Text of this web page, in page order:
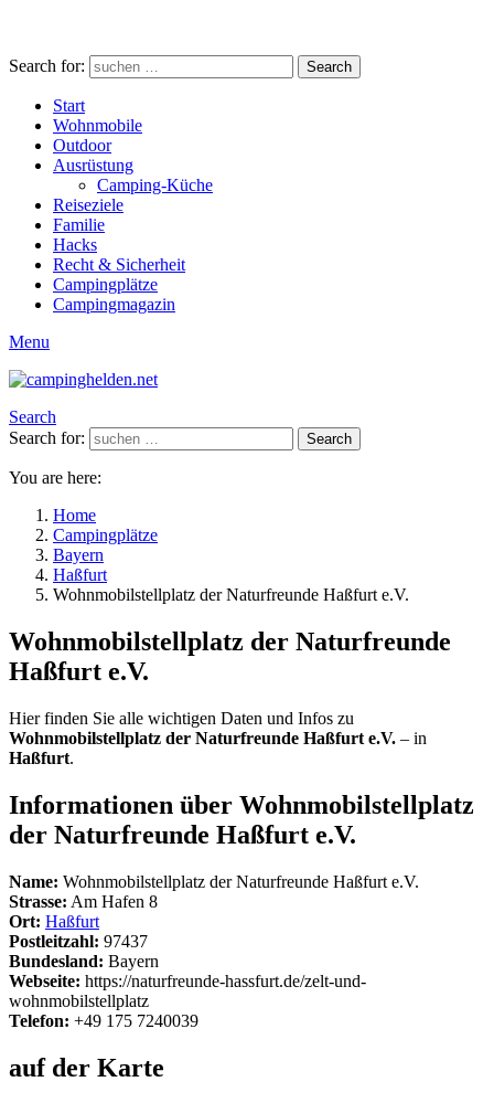
Search for: Search
Start
Wohnmobile
Outdoor
Ausrüstung
Camping-Küche
Reiseziele
Familie
Hacks
Recht & Sicherheit
Campingplätze
Campingmagazin
Menu
Search
Search for:
Search
You are here:
Home
Campingplätze
Bayern
Haßfurt
Wohnmobilstellplatz der Naturfreunde Haßfurt e.V.
Wohnmobilstellplatz der Naturfreunde
Haßfurt e.V.
Hier finden Sie alle wichtigen Daten und Infos zu
Wohnmobilstellplatz der Naturfreunde Haßfurt e.V. – in
Haßfurt.
Informationen über Wohnmobilstellplatz
der Naturfreunde Haßfurt e.V.
Name: Wohnmobilstellplatz der Naturfreunde Haßfurt e.V.
Strasse: Am Hafen 8
Ort: Haßfurt
Postleitzahl: 97437
Bundesland: Bayern
Webseite: https://naturfreunde-hassfurt.de/zelt-und-
wohnmobilstellplatz
Telefon: +49 175 7240039
auf der Karte